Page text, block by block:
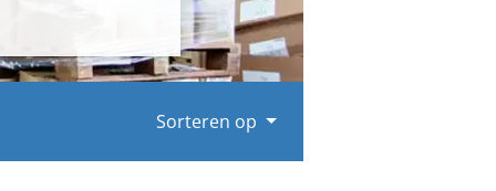
Sorteren op